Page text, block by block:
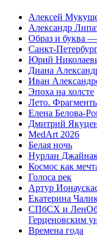
Алексей
Александр
Образ и буква
Санкт-
Юрий
Диана
Иван
Эпоха на холсте
Лето.
Елена Белова-
Дмитрий
MedArt 2026
Белая ночь
Нурлан
Космос как
Голоса рек
Артур
Екатерина
СПбСХ и
Герценовским
Времена года